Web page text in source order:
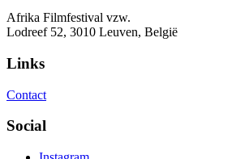
Afrika Filmfestival vzw.
Lodreef 52, 3010 Leuven, België
Links
Contact
Social